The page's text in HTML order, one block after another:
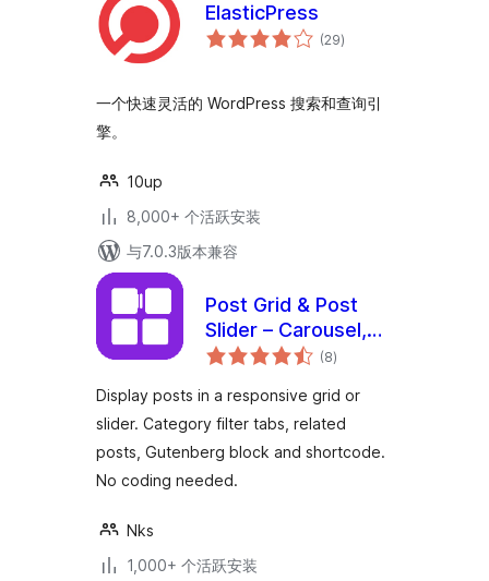
ElasticPress
(29总
评)
一个快速灵活的 WordPress 搜索和查询引
擎。
10up
8,000+ 个活跃安装
与7.0.3版本兼容
Post Grid & Post
Slider – Carousel,
Filter Tabs &(8总
评)
Display posts in a responsive grid or
slider. Category filter tabs, related
posts, Gutenberg block and shortcode.
No coding needed.
Nks
1,000+ 个活跃安装